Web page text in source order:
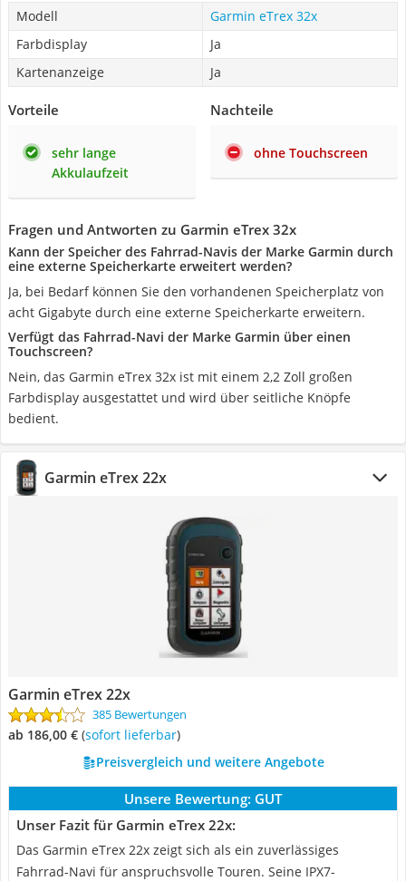
Modell
Garmin eTrex 32x
Farbdisplay
Ja
Kartenanzeige
Ja
Vorteile
sehr lange
Akkulaufzeit
Nachteile
ohne Touchscreen
Fragen und Antworten zu Garmin eTrex 32x
Kann der Speicher des Fahrrad-Navis der Marke Garmin durch
eine externe Speicherkarte erweitert werden?
Ja, bei Bedarf können Sie den vorhandenen Speicherplatz von
acht Gigabyte durch eine externe Speicherkarte erweitern.
Verfügt das Fahrrad-Navi der Marke Garmin über einen
Touchscreen?
Nein, das Garmin eTrex 32x ist mit einem 2,2 Zoll großen
Farbdisplay ausgestattet und wird über seitliche Knöpfe
bedient.
Garmin eTrex 22x
Garmin eTrex 22x
385 Bewertungen
ab 186,00 € ( Sofort lieferbar)
Preisvergleich und weitere Angebote
Unsere Bewertung: GUT
Unser Fazit für Garmin eTrex 22x:
Das Garmin eTrex 22x zeigt sich als ein zuverlässiges
Fahrrad-Navi für anspruchsvolle Touren. Seine IPX7-